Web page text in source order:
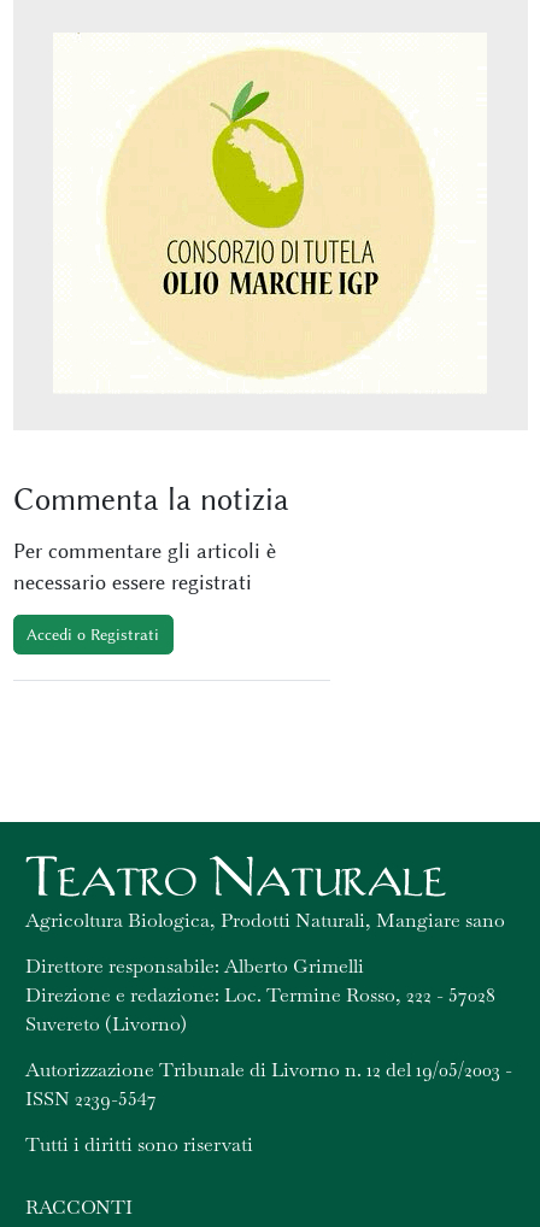
Commenta la notizia
Per commentare gli articoli è
necessario essere registrati
Accedi o Registrati
Agricoltura Biologica, Prodotti Naturali, Mangiare sano
Direttore responsabile: Alberto Grimelli
Direzione e redazione: Loc. Termine Rosso, 222 - 57028
Suvereto (Livorno)
Autorizzazione Tribunale di Livorno n. 12 del 19/05/2003 -
ISSN 2239-5547
Tutti i diritti sono riservati
RACCONTI